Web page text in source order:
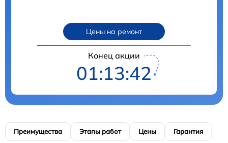
Цены на ремонт
Конец акции
01:13:41
Преимущества Этапы работ Цены Гарантия